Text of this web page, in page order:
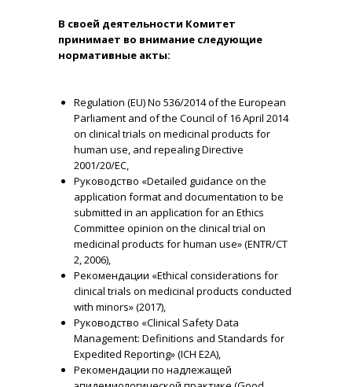
В своей деятельности Комитет
принимает во внимание следующие
нормативные акты:
Regulation (EU) No 536/2014 of the European
Parliament and of the Council of 16 April 2014
on clinical trials on medicinal products for
human use, and repealing Directive
2001/20/EC,
Руководство «Detailed guidance on the
application format and documentation to be
submitted in an application for an Ethics
Committee opinion on the clinical trial on
medicinal products for human use» (ENTR/CT
2, 2006),
Рекомендации «Ethical considerations for
clinical trials on medicinal products conducted
with minors» (2017),
Руководство «Clinical Safety Data
Management: Definitions and Standards for
Expedited Reporting» (ICH E2A),
Рекомендации по надлежащей